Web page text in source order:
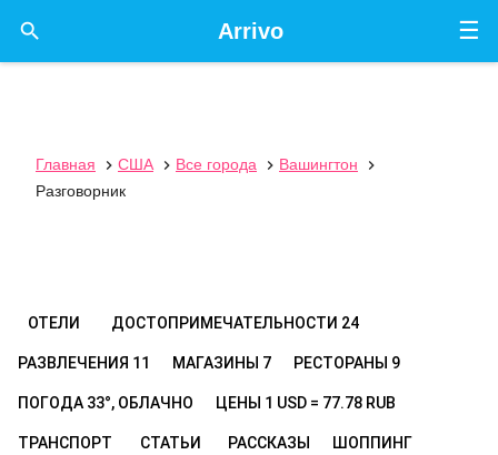
☰
Arrivo

Главная  США  Все города  Вашингтон

Разговорник
ОТЕЛИ ДОСТОПРИМЕЧАТЕЛЬНОСТИ 24
РАЗВЛЕЧЕНИЯ 11 МАГАЗИНЫ 7 РЕСТОРАНЫ 9
ПОГОДА 33°, ОБЛАЧНО ЦЕНЫ 1 USD = 77.78 RUB
ТРАНСПОРТ СТАТЬИ РАССКАЗЫ ШОППИНГ